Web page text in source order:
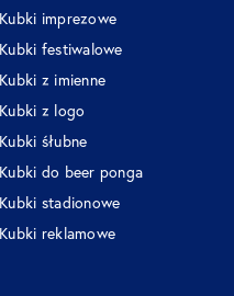
Kubki imprezowe
Kubki festiwalowe
Kubki z imienne
Kubki z logo
Kubki śłubne
Kubki do beer ponga
Kubki stadionowe
Kubki reklamowe